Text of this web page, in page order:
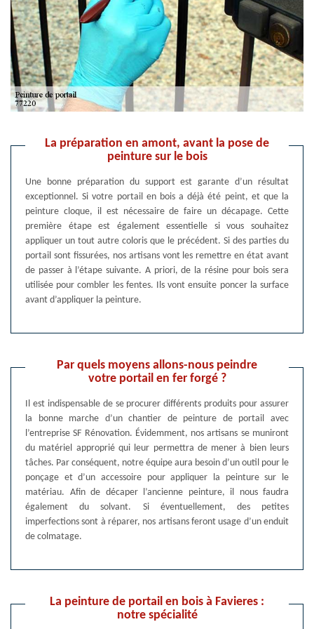
La préparation en amont, avant la pose de
peinture sur le bois
Une bonne préparation du support est garante d’un résultat
exceptionnel. Si votre portail en bois a déjà été peint, et que la
peinture cloque, il est nécessaire de faire un décapage. Cette
première étape est également essentielle si vous souhaitez
appliquer un tout autre coloris que le précédent. Si des parties du
portail sont fissurées, nos artisans vont les remettre en état avant
de passer à l’étape suivante. A priori, de la résine pour bois sera
utilisée pour combler les fentes. Ils vont ensuite poncer la surface
avant d’appliquer la peinture.
Par quels moyens allons-nous peindre
votre portail en fer forgé ?
Il est indispensable de se procurer différents produits pour assurer
la bonne marche d’un chantier de peinture de portail avec
l’entreprise SF Rénovation. Évidemment, nos artisans se muniront
du matériel approprié qui leur permettra de mener à bien leurs
tâches. Par conséquent, notre équipe aura besoin d’un outil pour le
ponçage et d’un accessoire pour appliquer la peinture sur le
matériau. Afin de décaper l’ancienne peinture, il nous faudra
également du solvant. Si éventuellement, des petites
imperfections sont à réparer, nos artisans feront usage d’un enduit
de colmatage.
La peinture de portail en bois à Favieres :
notre spécialité